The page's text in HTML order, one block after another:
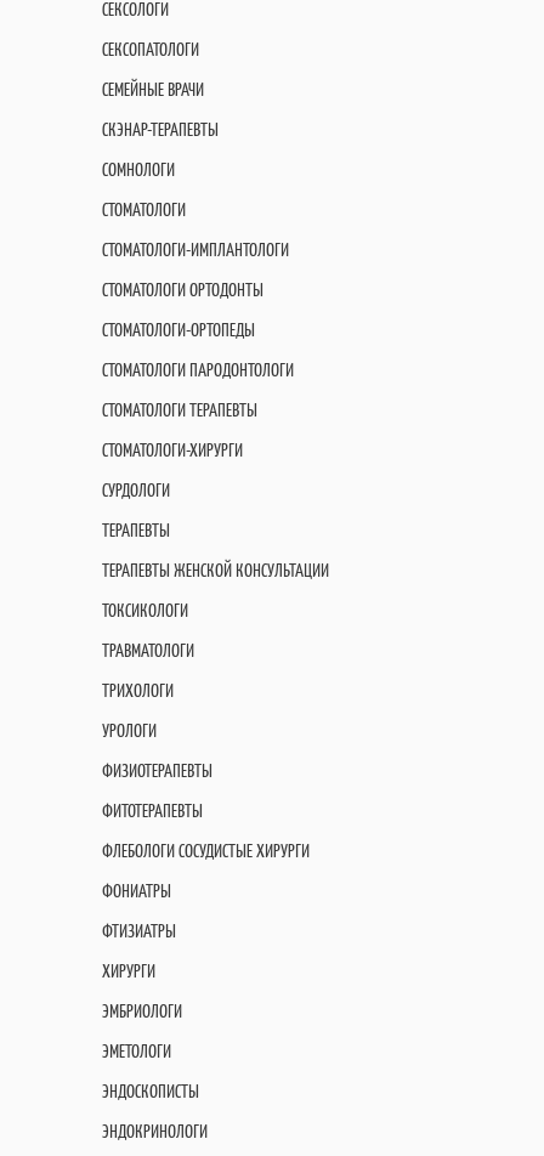
СЕКСОЛОГИ
СЕКСОПАТОЛОГИ
СЕМЕЙНЫЕ ВРАЧИ
СКЭНАР-ТЕРАПЕВТЫ
СОМНОЛОГИ
СТОМАТОЛОГИ
СТОМАТОЛОГИ-ИМПЛАНТОЛОГИ
СТОМАТОЛОГИ ОРТОДОНТЫ
СТОМАТОЛОГИ-ОРТОПЕДЫ
СТОМАТОЛОГИ ПАРОДОНТОЛОГИ
СТОМАТОЛОГИ ТЕРАПЕВТЫ
СТОМАТОЛОГИ-ХИРУРГИ
СУРДОЛОГИ
ТЕРАПЕВТЫ
ТЕРАПЕВТЫ ЖЕНСКОЙ КОНСУЛЬТАЦИИ
ТОКСИКОЛОГИ
ТРАВМАТОЛОГИ
ТРИХОЛОГИ
УРОЛОГИ
ФИЗИОТЕРАПЕВТЫ
ФИТОТЕРАПЕВТЫ
ФЛЕБОЛОГИ СОСУДИСТЫЕ ХИРУРГИ
ФОНИАТРЫ
ФТИЗИАТРЫ
ХИРУРГИ
ЭМБРИОЛОГИ
ЭМЕТОЛОГИ
ЭНДОСКОПИСТЫ
ЭНДОКРИНОЛОГИ